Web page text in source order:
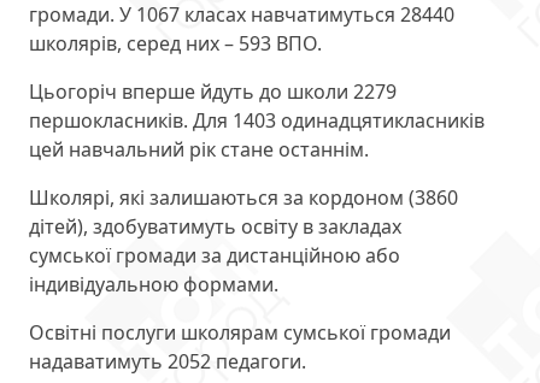
громади. У 1067 класах навчатимуться 28440
школярів, серед них – 593 ВПО.
Цьогоріч вперше йдуть до школи 2279
першокласників. Для 1403 одинадцятикласників
цей навчальний рік стане останнім.
Школярі, які залишаються за кордоном (3860
дітей), здобуватимуть освіту в закладах
сумської громади за дистанційною або
індивідуальною формами.
Освітні послуги школярам сумської громади
надаватимуть 2052 педагоги.